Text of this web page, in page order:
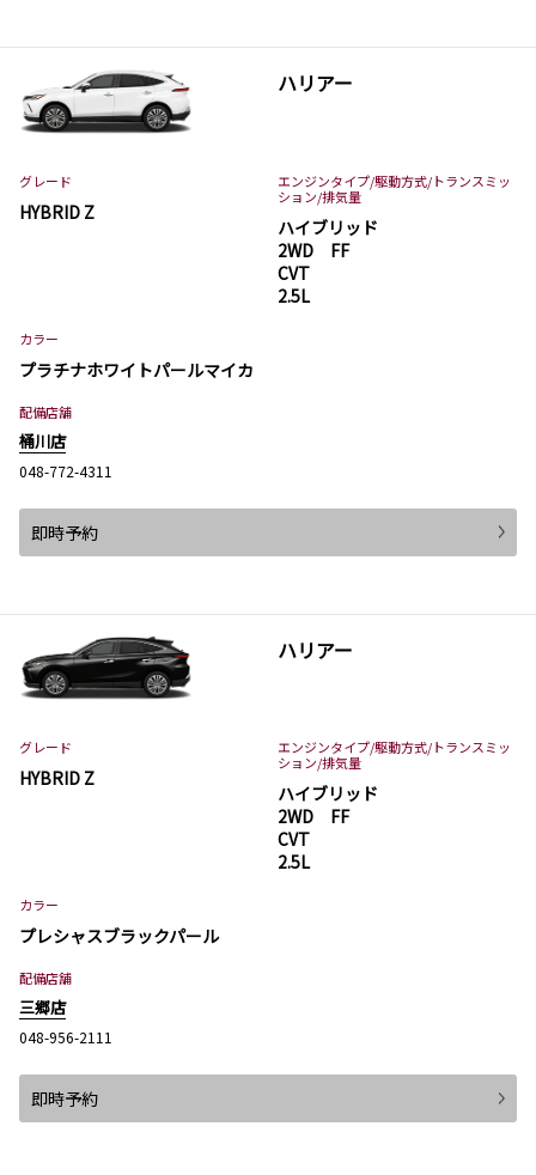
ハリアー
グレード
HYBRID Z
エンジンタイプ/駆動方式/トランスミッ
ション/排気量
ハイブリッド
2WD FF
CVT
2.5L
カラー
プラチナホワイトパールマイカ
配備店舗
桶川店
048-772-4311
即時予約
ハリアー
グレード
HYBRID Z
エンジンタイプ/駆動方式/トランスミッ
ション/排気量
ハイブリッド
2WD FF
CVT
2.5L
カラー
プレシャスブラックパール
配備店舗
三郷店
048-956-2111
即時予約